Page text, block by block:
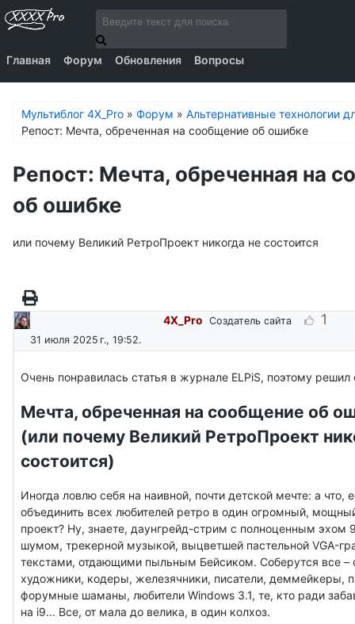
Главная Форум Обновления Вопросы
Мультиблог 4X_Pro » Форум » Альтернативные технологии
Репост: Мечта, обреченная на сообщение об ошибке
Репост: Мечта, обреченная на
об ошибке
или почему Великий РетроПроект никогда не состоится
4X_Pro Создатель сайта 1
31 июля 2025 г., 19:52.
Очень понравилась статья в журнале ELPiS, поэтому решил
Мечта, обреченная на сообщение об
(или почему Великий РетроПроект
состоится)
Иногда ловлю себя на наивной, почти детской мечте: а что,
объединить всех любителей ретро в один огромный,
проект? Ну, знаете, даунгрейд-стрим с полноценным
шумом, трекерной музыкой, выцветшей пастельной VGA-
текстами, отдающими пыльным Бейсиком. Соберутся все –
художники, кодеры, железячники, писатели, деммейкеры,
форумные шаманы, любители Windows 3.1, те, кто ради
на i9... Все, от мала до велика, в один колхоз.